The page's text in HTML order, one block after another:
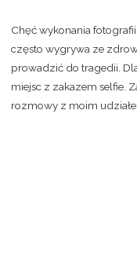
Chęć wykonania
często wygrywa ze
prowadzić do tragedii.
miejsc z zakazem selfie.
rozmowy z moim